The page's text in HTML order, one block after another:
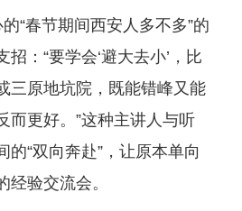
“春节期间西安人多不多”的
：“要学会‘避大去小’，比
三原地坑院，既能错峰又能
而更好。”这种主讲人与听
的“双向奔赴”，让原本单向
经验交流会。